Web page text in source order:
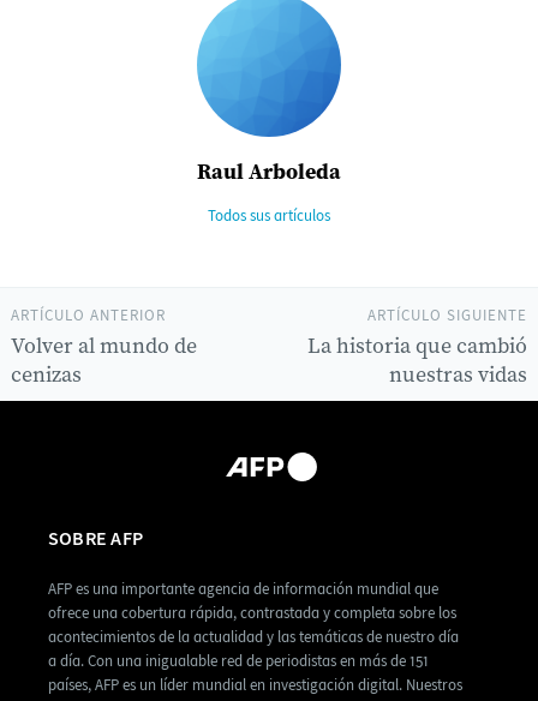
Raul Arboleda
Todos sus artículos
ARTÍCULO SIGUIENTE
La historia que cambió
nuestras vidas
ARTÍCULO ANTERIOR
Volver al mundo de
cenizas
SOBRE AFP
AFP es una importante agencia de información mundial que
ofrece una cobertura rápida, contrastada y completa sobre los
acontecimientos de la actualidad y las temáticas de nuestro día
a día. Con una inigualable red de periodistas en más de 151
países, AFP es un líder mundial en investigación digital. Nuestros